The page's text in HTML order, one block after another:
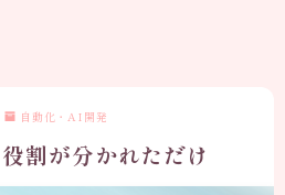
自動化・AI開発
割が分かれただけ